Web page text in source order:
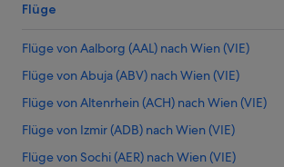
Flüge
Flüge von Aalborg (AAL) nach Wien (VIE)
Flüge von Abuja (ABV) nach Wien (VIE)
Flüge von Altenrhein (ACH) nach Wien (VIE)
Flüge von Izmir (ADB) nach Wien (VIE)
Flüge von Sochi (AER) nach Wien (VIE)